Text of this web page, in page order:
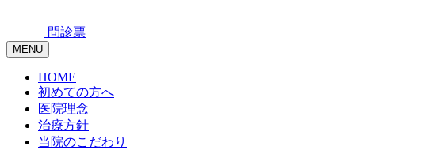
問診票
MENU
HOME
初めての方へ
医院理念
治療方針
当院のこだわり